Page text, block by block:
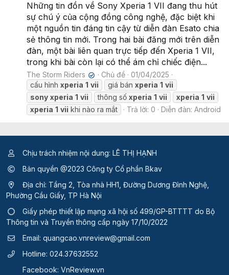
Những tin đồn về Sony Xperia 1 VII đang thu hút
sự chú ý của cộng đồng công nghệ, đặc biệt khi
một nguồn tin đáng tin cậy từ diễn đàn Esato chia
sẻ thông tin mới. Trong hai bài đăng mới trên diễn
đàn, một bài liên quan trực tiếp đến Xperia 1 VII,
trong khi bài còn lại có thể ám chỉ chiếc điện...
The Storm Riders ✔ Chủ đề
01/04/2025
cấu hình xperia 1 vii giá bán xperia 1 vii
sony xperia 1 vii thông số xperia 1 vii xperia 1 vii
xperia 1 vii khi nào ra mắt Trả lời: 0 Diễn đàn: Android
Chịu trách nhiệm nội dung: LÊ THỊ HẠNH
Bản quyền @2023 Công ty Cổ phần Bkav
Địa chỉ: Tầng 2, Tòa nhà HH1, Đường Dương Đình Nghệ,
Phường Cầu Giấy, TP Hà Nội
Giấy phép thiết lập mạng xã hội số 499/GP-BTTTT do Bộ
Thông tin và Truyền thông cấp ngày 17/10/2022
Email: quangcao.vnreview@gmail.com
Hotline: 024.37632552
Facebook: VnReview.vn